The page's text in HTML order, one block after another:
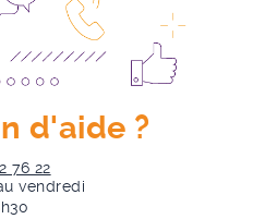
d'aide ?
76 22
vendredi